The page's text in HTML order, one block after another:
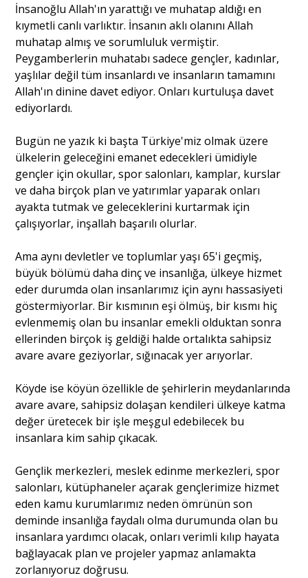
Yazarlar
Eğitim
Ankara Analiz
Sağlık
İnsanoğlu Allah'ın yarattığı ve muhatap aldığı en
kıymetli canlı varlıktır. İnsanın aklı olanını Allah
muhatap almış ve sorumluluk vermiştir.
Peygamberlerin muhatabı sadece gençler, kadınlar,
yaşlılar değil tüm insanlardı ve insanların tamamını
Allah'ın dinine davet ediyor. Onları kurtuluşa davet
ediyorlardı.
Bugün ne yazık ki başta Türkiye'miz olmak üzere
ülkelerin geleceğini emanet edecekleri ümidiyle
gençler için okullar, spor salonları, kamplar, kurslar
ve daha birçok plan ve yatırımlar yaparak onları
ayakta tutmak ve geleceklerini kurtarmak için
çalışıyorlar, inşallah başarılı olurlar.
Ama aynı devletler ve toplumlar yaşı 65'i geçmiş,
büyük bölümü daha dinç ve insanlığa, ülkeye hizmet
eder durumda olan insanlarımız için aynı hassasiyeti
göstermiyorlar. Bir kısmının eşi ölmüş, bir kısmı hiç
evlenmemiş olan bu insanlar emekli olduktan sonra
ellerinden birçok iş geldiği halde ortalıkta sahipsiz
avare avare geziyorlar, sığınacak yer arıyorlar.
Köyde ise köyün özellikle de şehirlerin meydanlarında
avare avare, sahipsiz dolaşan kendileri ülkeye katma
değer üretecek bir işle meşgul edebilecek bu
insanlara kim sahip çıkacak.
Gençlik merkezleri, meslek edinme merkezleri, spor
salonları, kütüphaneler açarak gençlerimize hizmet
eden kamu kurumlarımız neden ömrünün son
deminde insanlığa faydalı olma durumunda olan bu
insanlara yardımcı olacak, onları verimli kılıp hayata
bağlayacak plan ve projeler yapmaz anlamakta
zorlanıyoruz doğrusu.